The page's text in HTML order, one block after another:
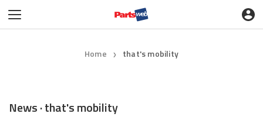
Home ❯ that's mobility
News · that's mobility